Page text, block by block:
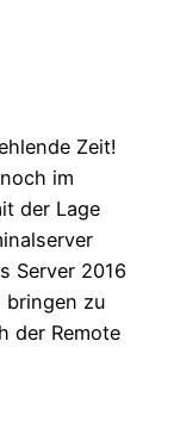
Zeit!
im
der Lage
Server 2016
bringen zu
der Remote